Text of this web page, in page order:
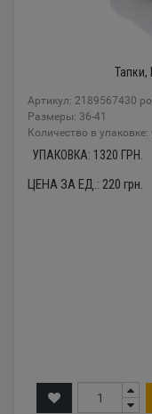
Артикул: 2189567430
Размеры: 36-41
Количество в упаковке:
УПАКОВКА: 1320 ГРН.
ЦЕНА ЗА ЕД.: 220 грн.